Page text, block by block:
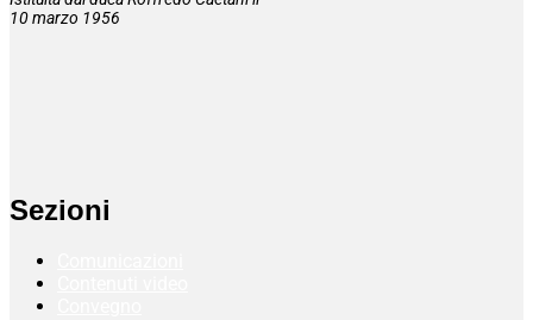
10 marzo 1956
Sezioni